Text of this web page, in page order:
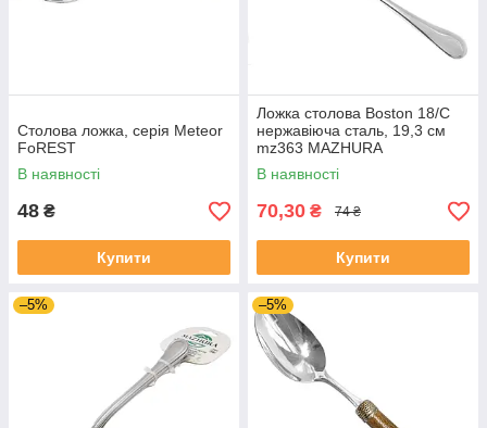
Столова ложка, серія Meteor
FoREST
В наявності
48 ₴
Купити
Ложка столова Boston 18/C
нержавіюча сталь, 19,3 см
mz363 MAZHURA
В наявності
70,30 ₴ 74 ₴
Купити
–5% –5%